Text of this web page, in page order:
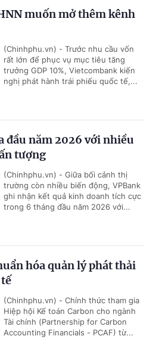
muốn mở thêm kênh
(Chinhphu.vn) - Trước nhu cầu vốn
rất lớn để phục vụ mục tiêu tăng
trưởng GDP 10%, Vietcombank kiến
nghị phát hành trái phiếu quốc tế,...
đầu năm 2026 với nhiều
tượng
(Chinhphu.vn) - Giữa bối cảnh thị
trường còn nhiều biến động, VPBank
ghi nhận kết quả kinh doanh tích cực
trong 6 tháng đầu năm 2026 với...
hóa quản lý phát thải
(Chinhphu.vn) - Chính thức tham gia
Hiệp hội Kế toán Carbon cho ngành
Tài chính (Partnership for Carbon
Accounting Financials - PCAF) từ...